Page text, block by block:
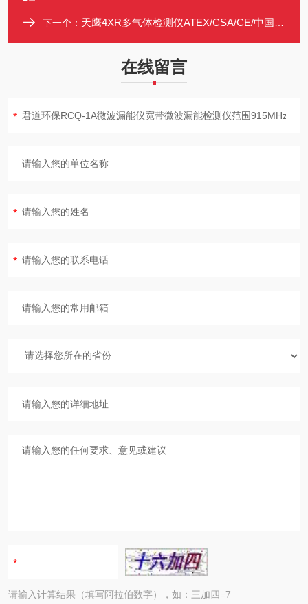
下一个： 天鹰4XR多气体检测仪ATEX/CSA/CE/中国EX认证
在线留言
请输入计算结果（填写阿拉伯数字），如：三加四=7